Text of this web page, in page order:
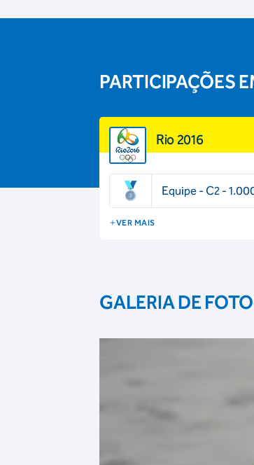
PARTICIPAÇÕES
Rio 2016
Equipe - C2 -
VER MAIS
GALERIA DE